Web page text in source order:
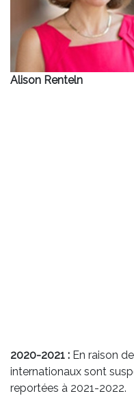
Alison Renteln
2020-2021 : En raison
internationaux sont
reportées à 2021-2022.